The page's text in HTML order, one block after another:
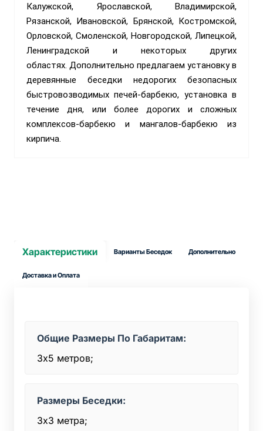
Калужской, Ярославской, Владимирской,
Рязанской, Ивановской, Брянской, Костромской,
Орловской, Смоленской, Новгородской, Липецкой,
Ленинградской и некоторых других
областях. Дополнительно предлагаем установку в
деревянные беседки недорогих безопасных
быстровозводимых печей-барбекю, установка в
течение дня, или более дорогих и сложных
комплексов-барбекю и мангалов-барбекю из
кирпича.
Характеристики Варианты Беседок Дополнительно
Доставка и Оплата
Общие Размеры По Габаритам:
3х5 метров;
Размеры Беседки:
3х3 метра;